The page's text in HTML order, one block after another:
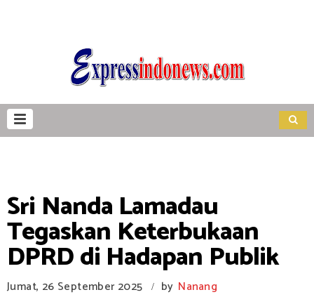
Sri Nanda Lamadau
Tegaskan Keterbukaan
DPRD di Hadapan Publik
Jumat, 26 September 2025 / by Nanang